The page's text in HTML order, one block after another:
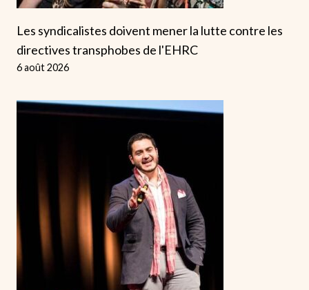
Les syndicalistes doivent mener la lutte contre les
directives transphobes de l'EHRC
6 août 2026